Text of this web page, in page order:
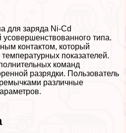
для заряда Ni-Cd
типа.
контактом, который
показателей.
комaнд
разрядки. Пользователь
различные